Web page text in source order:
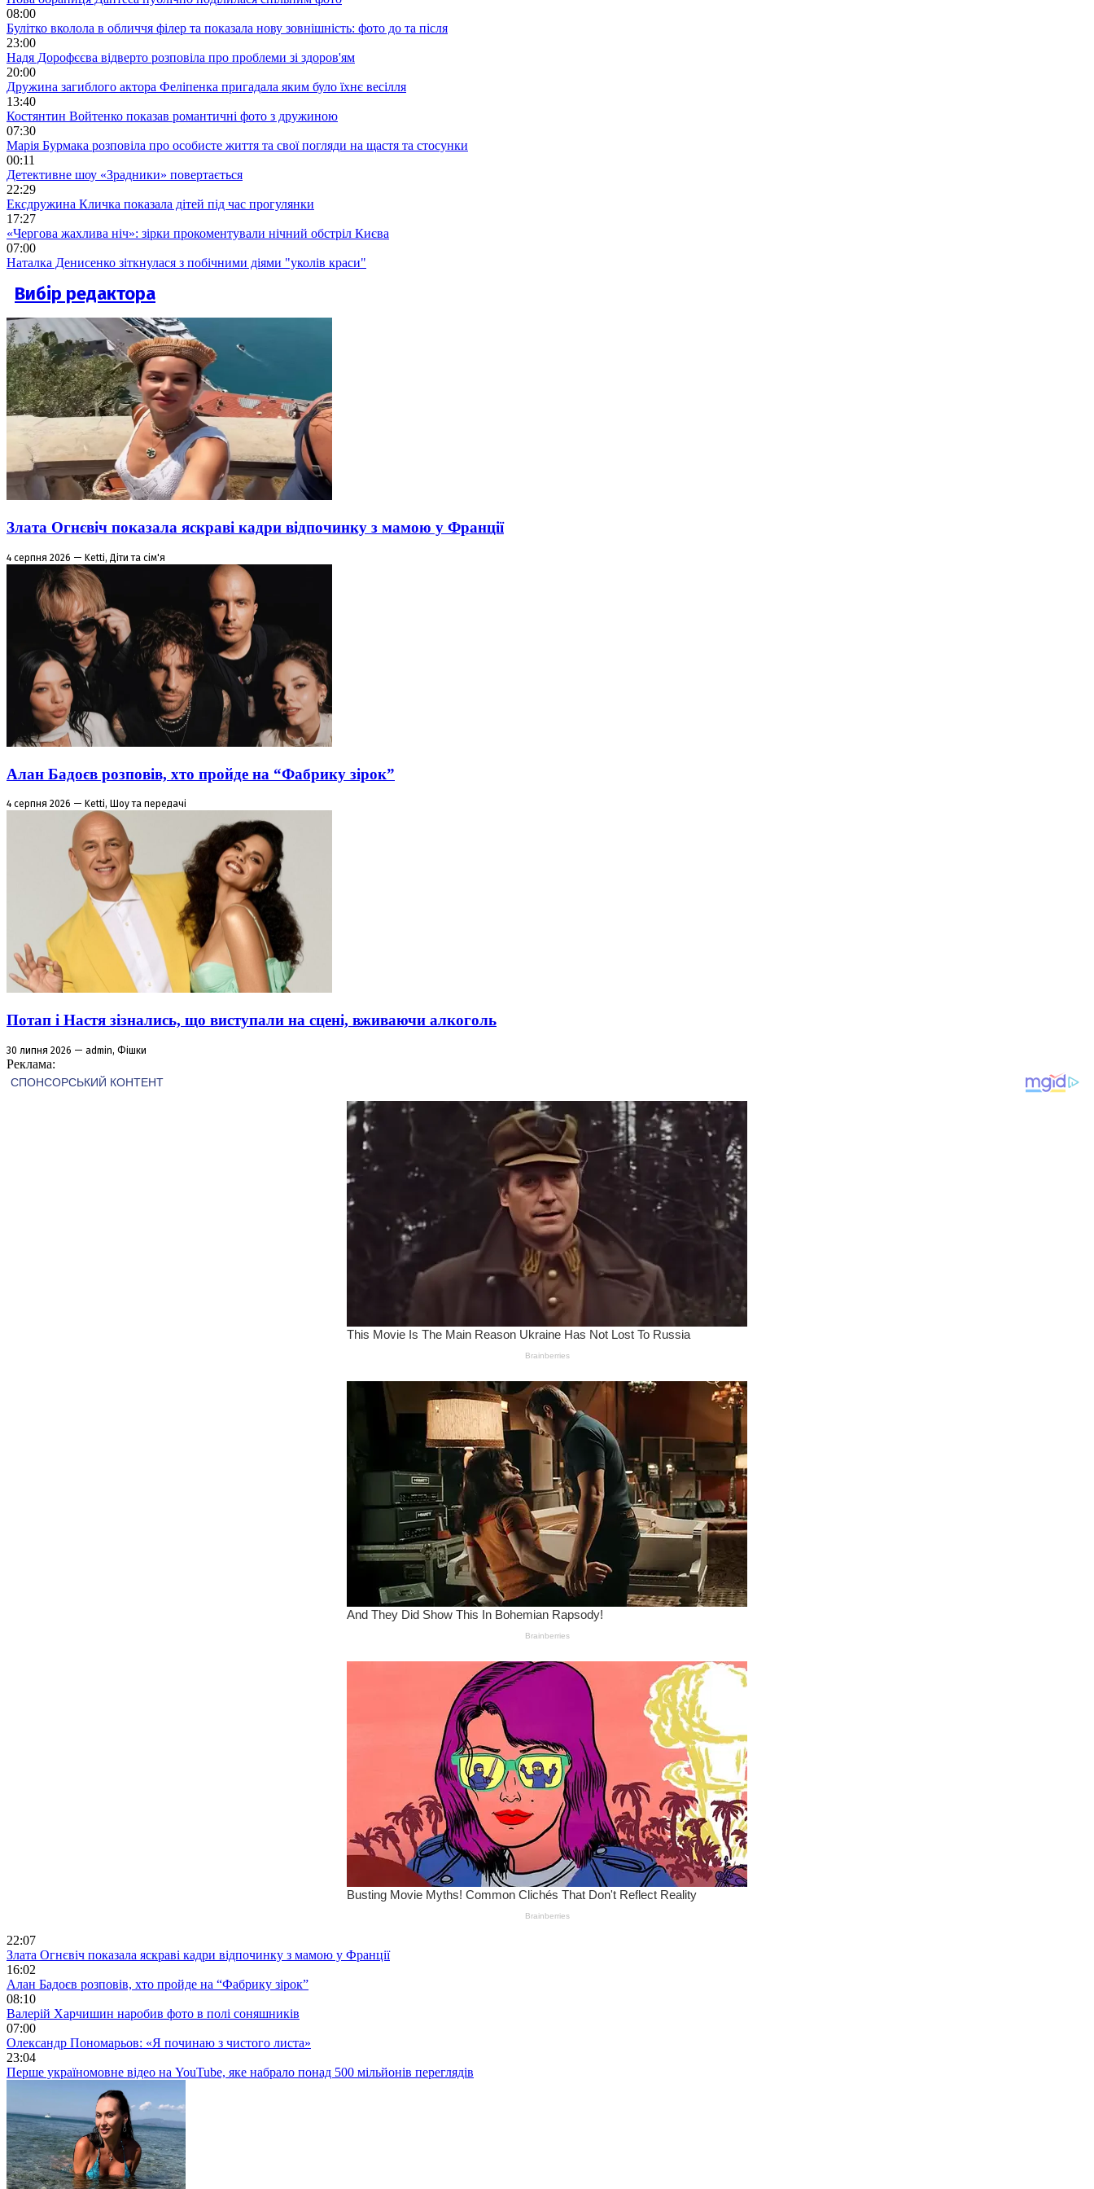
08:00
Булітко вколола в обличчя філер та показала нову зовнішність: фото до та після
23:00
Надя Дорофєєва відверто розповіла про проблеми зі здоров'ям
20:00
Дружина загиблого актора Феліпенка пригадала яким було їхнє весілля
13:40
Костянтин Войтенко показав романтичні фото з дружиною
07:30
Марія Бурмака розповіла про особисте життя та свої погляди на щастя та стосунки
00:11
Детективне шоу «Зрадники» повертається
22:29
Ексдружина Кличка показала дітей під час прогулянки
17:27
«Чергова жахлива ніч»: зірки прокоментували нічний обстріл Києва
07:00
Наталка Денисенко зіткнулася з побічними діями "уколів краси"
Вибір редактора
Злата Огнєвіч показала яскраві кадри відпочинку з мамою у Франції
4 серпня 2026 — Ketti, Діти та сім'я
Алан Бадоєв розповів, хто пройде на “Фабрику зірок”
4 серпня 2026 — Ketti, Шоу та передачі
Потап і Настя зізнались, що виступали на сцені, вживаючи алкоголь
30 липня 2026 — admin, Фішки
Реклама:
22:07
Злата Огнєвіч показала яскраві кадри відпочинку з мамою у Франції
16:02
Алан Бадоєв розповів, хто пройде на “Фабрику зірок”
08:10
Валерій Харчишин наробив фото в полі соняшників
07:00
Олександр Пономарьов: «Я починаю з чистого листа»
23:04
Перше україномовне відео на YouTube, яке набрало понад 500 мільйонів переглядів